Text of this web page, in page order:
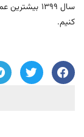
سال 1399
کنیم.